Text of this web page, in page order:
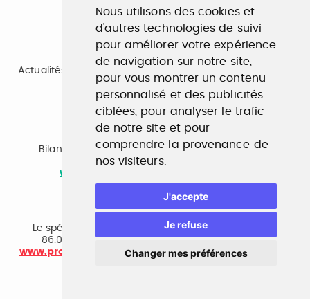
Nous utilisons des cookies et
d'autres technologies de suivi
pour améliorer votre expérience
de navigation sur notre site,
pour vous montrer un contenu
personnalisé et des publicités
ciblées, pour analyser le trafic
de notre site et pour
comprendre la provenance de
nos visiteurs.
J'accepte
Je refuse
Changer mes préférences
www.profilculture.com
Formation
Actualités, guide et annuaire des formations aux métiers
de la culture.
www.profilculture-formation.com
Accompagnement professionnel
Bilan de compétences, coaching, techniques de
recherche d'emploi, entretien conseil.
www.profilculture-competences.com
Le spécialiste du secteur culturel, une cvthèque de
86.000 CV et réseau unique de professionnels.
www.profilculture-conseil.com/cabinet-recrutement